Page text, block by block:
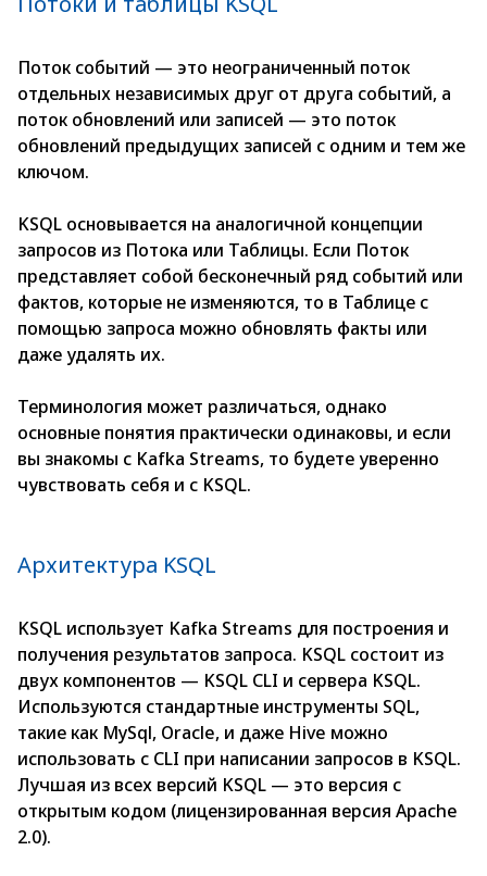
Поток событий — это неограниченный поток
отдельных независимых друг от друга событий, а
поток обновлений или записей — это поток
обновлений предыдущих записей с одним и тем же
ключом.
KSQL основывается на аналогичной концепции
запросов из Потока или Таблицы. Если Поток
представляет собой бесконечный ряд событий или
фактов, которые не изменяются, то в Таблице с
помощью запроса можно обновлять факты или
даже удалять их.
Терминология может различаться, однако
основные понятия практически одинаковы, и если
вы знакомы с Kаfkа Streаms, то будете уверенно
чувствовать себя и с KSQL.
Архитектура KSQL
KSQL использует Kаfkа Streаms для построения и
получения результатов запроса. KSQL состоит из
двух компонентов — KSQL СLI и сервера KSQL.
Используются стандартные инструменты SQL,
такие как MySql, Оrасle, и даже Hive можно
использовать с СLI при написании запросов в KSQL.
Лучшая из всех версий KSQL — это версия с
открытым кодом (лицензированная версия Арасhe
2.0).